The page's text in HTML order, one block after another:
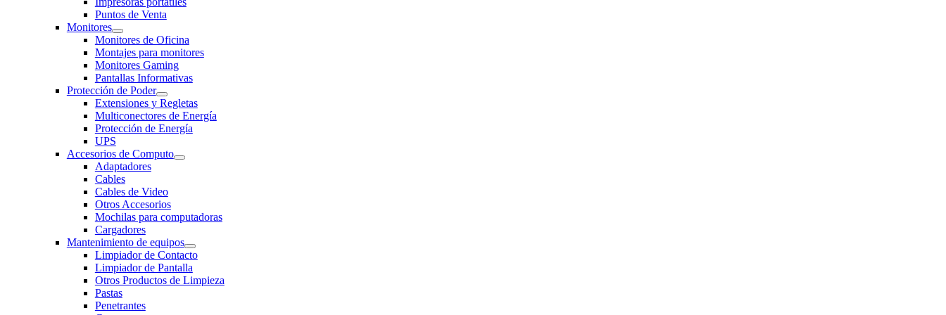
Puntos de Venta
Monitores
Monitores de Oficina
Montajes para monitores
Monitores Gaming
Pantallas Informativas
Protección de Poder
Extensiones y Regletas
Multiconectores de Energía
Protección de Energía
UPS
Accesorios de Computo
Adaptadores
Cables
Cables de Video
Otros Accesorios
Mochilas para computadoras
Cargadores
Mantenimiento de equipos
Limpiador de Contacto
Limpiador de Pantalla
Otros Productos de Limpieza
Pastas
Penetrantes